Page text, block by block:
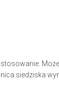
siedziska